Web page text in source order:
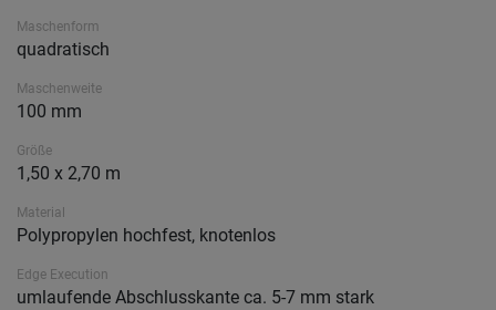
Maschenform
quadratisch
Maschenweite
100 mm
Größe
1,50 x 2,70 m
Material
Polypropylen hochfest, knotenlos
Edge Execution
umlaufende Abschlusskante ca. 5-7 mm stark